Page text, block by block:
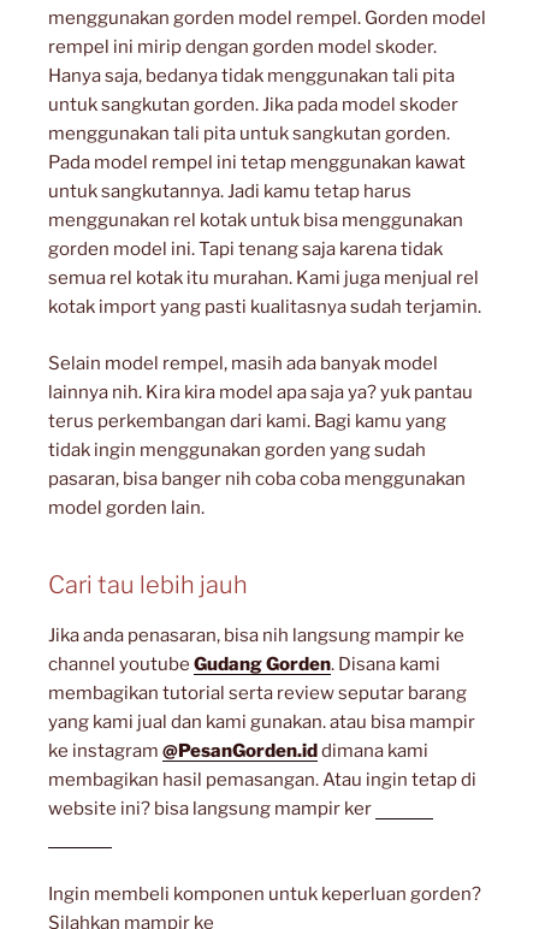
menggunakan gorden model rempel. Gorden model
rempel ini mirip dengan gorden model skoder.
Hanya saja, bedanya tidak menggunakan tali pita
untuk sangkutan gorden. Jika pada model skoder
menggunakan tali pita untuk sangkutan gorden.
Pada model rempel ini tetap menggunakan kawat
untuk sangkutannya. Jadi kamu tetap harus
menggunakan rel kotak untuk bisa menggunakan
gorden model ini. Tapi tenang saja karena tidak
semua rel kotak itu murahan. Kami juga menjual rel
kotak import yang pasti kualitasnya sudah terjamin.
Selain model rempel, masih ada banyak model
lainnya nih. Kira kira model apa saja ya? yuk pantau
terus perkembangan dari kami. Bagi kamu yang
tidak ingin menggunakan gorden yang sudah
pasaran, bisa banger nih coba coba menggunakan
model gorden lain.
Cari tau lebih jauh
Jika anda penasaran, bisa nih langsung mampir ke
channel youtube Gudang Gorden. Disana kami
membagikan tutorial serta review seputar barang
yang kami jual dan kami gunakan. atau bisa mampir
ke instagram @PesanGorden.iddimana kami
membagikan hasil pemasangan. Atau ingin tetap di
website ini? bisa langsung mampir ker
Ingin membeli komponen untuk keperluan gorden?
Silahkan mampir ke